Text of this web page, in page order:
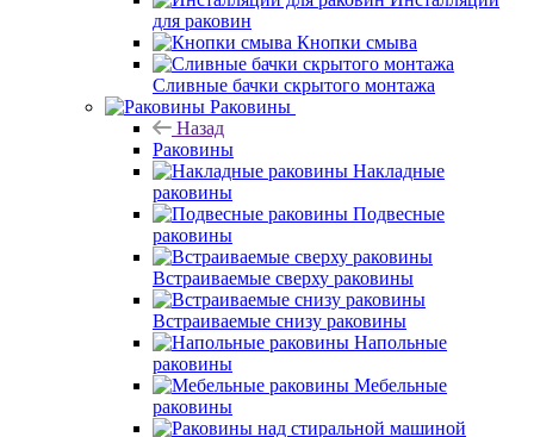
для раковин
Кнопки смыва
Сливные бачки скрытого монтажа
Раковины
Назад
Раковины
Накладные
раковины
Подвесные
раковины
Встраиваемые сверху раковины
Встраиваемые снизу раковины
Напольные
раковины
Мебельные
раковины